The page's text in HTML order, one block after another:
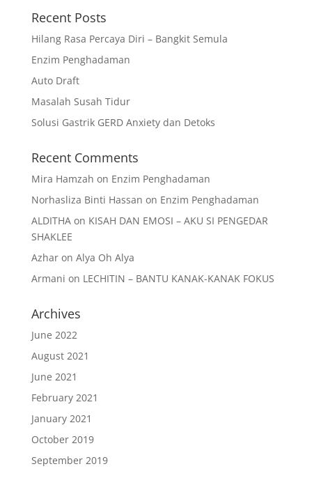
Recent Posts
Hilang Rasa Percaya Diri – Bangkit Semula
Enzim Penghadaman
Auto Draft
Masalah Susah Tidur
Solusi Gastrik GERD Anxiety dan Detoks
Recent Comments
Mira Hamzah on Enzim Penghadaman
Norhasliza Binti Hassan on Enzim Penghadaman
ALDITHAon KISAH DAN EMOSI – AKU SI PENGEDAR
SHAKLEE
Azharon Alya Oh Alya
Armani on LECHITIN – BANTU KANAK-KANAK FOKUS
Archives
June 2022
August 2021
June 2021
February 2021
January 2021
October 2019
September 2019